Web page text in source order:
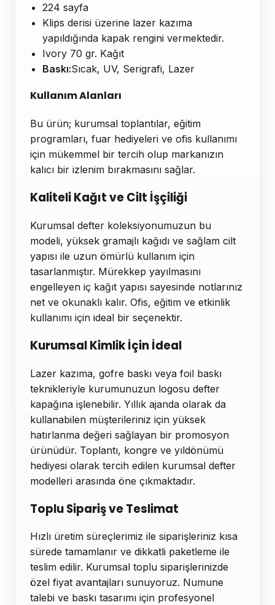
224 sayfa
Klips derisi üzerine lazer kazıma
yapıldığında kapak rengini vermektedir.
Ivory 70 gr. Kağıt
Baskı:Sıcak, UV, Serigrafi, Lazer
Kullanım Alanları
Bu ürün; kurumsal toplantılar, eğitim
programları, fuar hediyeleri ve ofis kullanımı
için mükemmel bir tercih olup markanızın
kalıcı bir izlenim bırakmasını sağlar.
Kaliteli Kağıt ve Cilt İşçiliği
Kurumsal defter koleksiyonumuzun bu
modeli, yüksek gramajlı kağıdı ve sağlam cilt
yapısı ile uzun ömürlü kullanım için
tasarlanmıştır. Mürekkep yayılmasını
engelleyen iç kağıt yapısı sayesinde notlarınız
net ve okunaklı kalır. Ofis, eğitim ve etkinlik
kullanımı için ideal bir seçenektir.
Kurumsal Kimlik İçin İdeal
Lazer kazıma, gofre baskı veya foil baskı
teknikleriyle kurumunuzun logosu defter
kapağına işlenebilir. Yıllık ajanda olarak da
kullanabilen müşterileriniz için yüksek
hatırlanma değeri sağlayan bir promosyon
ürünüdür. Toplantı, kongre ve yıldönümü
hediyesi olarak tercih edilen kurumsal defter
modelleri arasında öne çıkmaktadır.
Toplu Sipariş ve Teslimat
Hızlı üretim süreçlerimiz ile siparişleriniz kısa
sürede tamamlanır ve dikkatli paketleme ile
teslim edilir. Kurumsal toplu siparişlerinizde
özel fiyat avantajları sunuyoruz. Numune
talebi ve baskı tasarımı için profesyonel